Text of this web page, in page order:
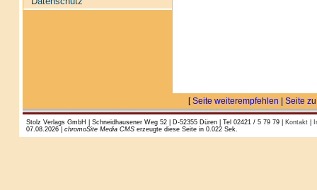
[Seite weiterempfehlen Seite
Stolz Verlags GmbH | Schneidhausener Weg 52 | D-52355 Düren | Tel 02421 / 5 79 79 | Kontakt|
07.08.2026 | chromoSite Media CMSerzeugte diese Seite in 0.022 Sek.